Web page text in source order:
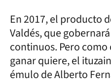
En 2017, el producto
Valdés, que
continuos. Pero
ganar quiere, el
émulo de Alberto